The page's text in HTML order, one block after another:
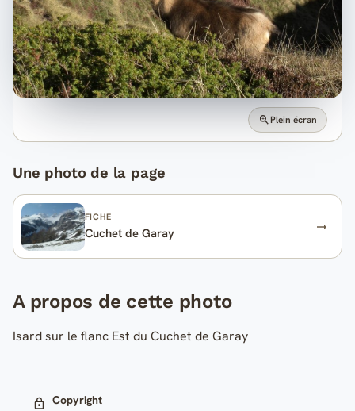
Plein écran
Une photo de la page
FICHE
Cuchet de Garay
A propos de cette photo
Isard sur le flanc Est du Cuchet de Garay
Copyright